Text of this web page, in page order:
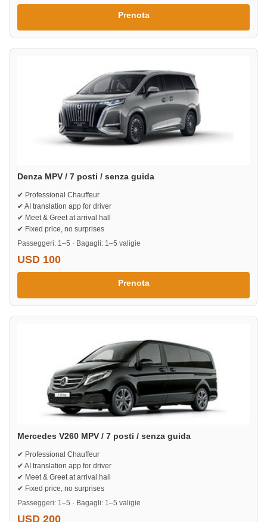
Prenota
Denza MPV / 7 posti / senza guida
✔ Professional Chauffeur
✔ AI translation app for driver
✔ Meet & Greet at arrival hall
✔ Fixed price, no surprises
Passeggeri: 1–5 · Bagagli: 1–5 valigie
USD 100
Prenota
Mercedes V260 MPV / 7 posti / senza guida
✔ Professional Chauffeur
✔ AI translation app for driver
✔ Meet & Greet at arrival hall
✔ Fixed price, no surprises
Passeggeri: 1–5 · Bagagli: 1–5 valigie
USD 200